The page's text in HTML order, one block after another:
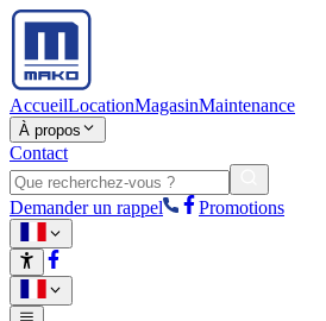
AccueilLocationMagasinMaintenance
À propos
Contact
Demander un rappel Promotions